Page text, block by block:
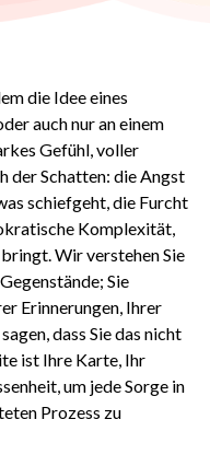
die Idee eines
auch nur an einem
Gefühl, voller
der Schatten: die Angst
schiefgeht, die Furcht
Komplexität,
Wir verstehen Sie
Sie
Erinnerungen, Ihrer
dass Sie das nicht
ist Ihre Karte, Ihr
um jede Sorge in
Prozess zu